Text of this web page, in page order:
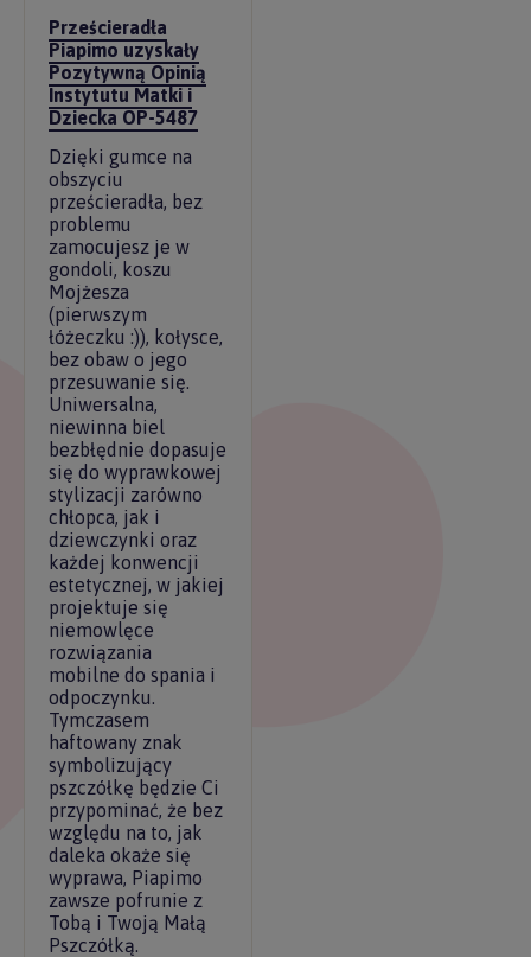
Prześcieradła
Piapimo uzyskały
Pozytywną Opinią
Instytutu Matki i
Dziecka OP-5487
Dzięki gumce na
obszyciu
prześcieradła, bez
problemu
zamocujesz je w
gondoli, koszu
Mojżesza
(pierwszym
łóżeczku :)), kołysce,
bez obaw o jego
przesuwanie się.
Uniwersalna,
niewinna biel
bezbłędnie dopasuje
się do wyprawkowej
stylizacji zarówno
chłopca, jak i
dziewczynki oraz
każdej konwencji
estetycznej, w jakiej
projektuje się
niemowlęce
rozwiązania
mobilne do spania i
odpoczynku.
Tymczasem
haftowany znak
symbolizujący
pszczółkę będzie Ci
przypominać, że bez
względu na to, jak
daleka okaże się
wyprawa, Piapimo
zawsze pofrunie z
Tobą i Twoją Małą
Pszczółką.